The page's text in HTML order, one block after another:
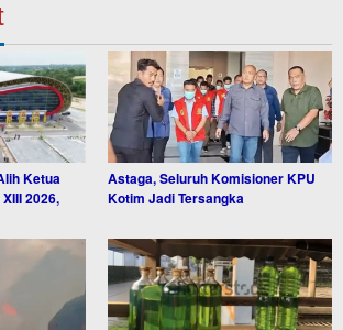
Ketua
2026,
Astaga, Seluruh Komisioner KPU
Kotim Jadi Tersangka